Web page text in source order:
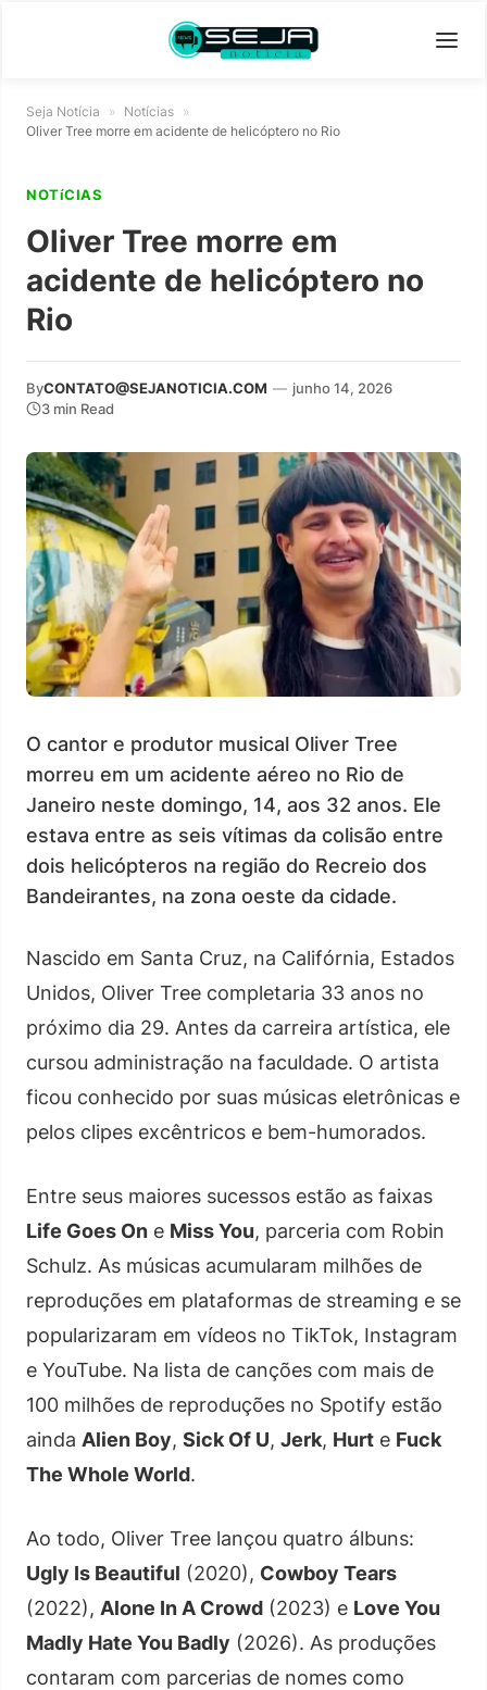
Seja Notícia » Notícias »
Oliver Tree morre em acidente de helicóptero no Rio
NOTíCIAS
Oliver Tree morre em
acidente de helicóptero no
Rio
ByCONTATO@SEJANOTICIA.COM — junho 14, 2026
3 min Read
O cantor e produtor musical Oliver Tree
morreu em um acidente aéreo no Rio de
Janeiro neste domingo, 14, aos 32 anos. Ele
estava entre as seis vítimas da colisão entre
dois helicópteros na região do Recreio dos
Bandeirantes, na zona oeste da cidade.
Nascido em Santa Cruz, na Califórnia, Estados
Unidos, Oliver Tree completaria 33 anos no
próximo dia 29. Antes da carreira artística, ele
cursou administração na faculdade. O artista
ficou conhecido por suas músicas eletrônicas e
pelos clipes excêntricos e bem-humorados.
Entre seus maiores sucessos estão as faixas
Life Goes On e Miss You, parceria com Robin
Schulz. As músicas acumularam milhões de
reproduções em plataformas de streaming e se
popularizaram em vídeos no TikTok, Instagram
e YouTube. Na lista de canções com mais de
100 milhões de reproduções no Spotify estão
ainda Alien Boy, Sick Of U, Jerk, Hurt e Fuck
The Whole World.
Ao todo, Oliver Tree lançou quatro álbuns:
Ugly Is Beautiful (2020), Cowboy Tears
(2022), Alone In A Crowd (2023) e Love You
Madly Hate You Badly (2026). As produções
contaram com parcerias de nomes como